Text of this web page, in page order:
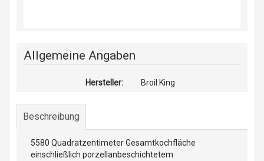
Allgemeine Angaben
Hersteller: Broil King
Beschreibung
5580 Quadratzentimeter Gesamtkochfläche
einschließlich porzellanbeschichtetem